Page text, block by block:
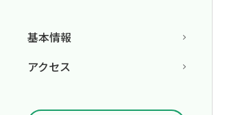
基本情報
アクセス